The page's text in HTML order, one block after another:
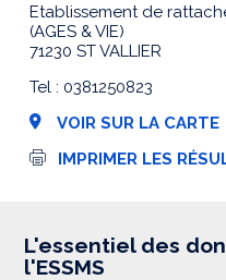
Etablissement de
(AGES & VIE)
71230 ST VALLIER
Tel : 0381250823
VOIR SUR LA CARTE
I
s
i
IMPRIMER LES
L'essentiel des
l'ESSMS